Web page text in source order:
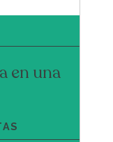
en una